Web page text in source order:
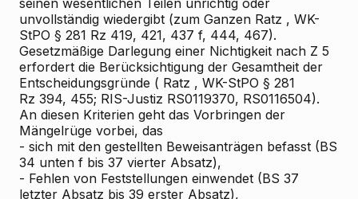
seinen wesentlichen Teilen unrichtig oder
unvollständig wiedergibt (zum Ganzen Ratz , WK-
StPO § 281 Rz 419, 421, 437 f, 444, 467).
Gesetzmäßige Darlegung einer Nichtigkeit nach Z 5
erfordert die Berücksichtigung der Gesamtheit der
Entscheidungsgründe ( Ratz , WK-StPO § 281
Rz 394, 455; RIS-Justiz RS0119370, RS0116504).
An diesen Kriterien geht das Vorbringen der
Mängelrüge vorbei, das
- sich mit den gestellten Beweisanträgen befasst (BS
34 unten f bis 37 vierter Absatz),
- Fehlen von Feststellungen einwendet (BS 37
letzter Absatz bis 39 erster Absatz),